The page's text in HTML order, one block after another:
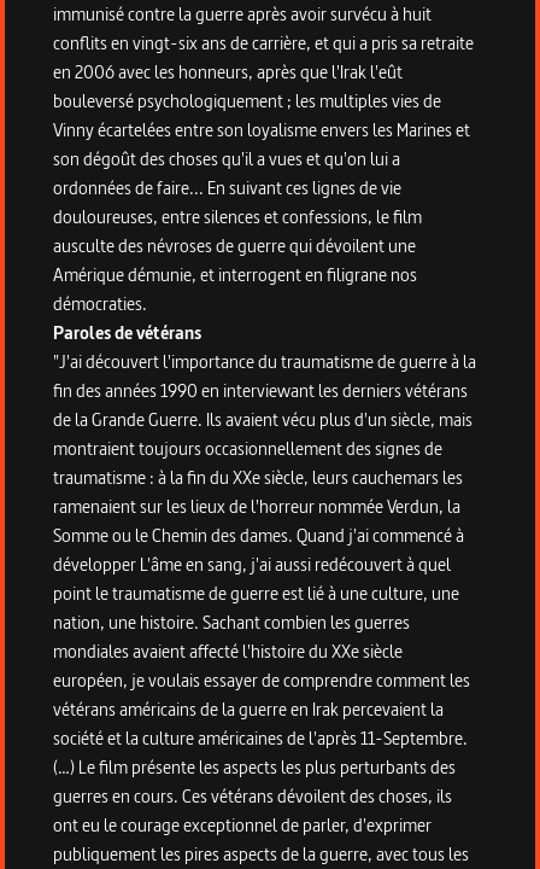
immunisé contre la guerre après avoir survécu à huit
conflits en vingt-six ans de carrière, et qui a pris sa retraite
en 2006 avec les honneurs, après que l'Irak l'eût
bouleversé psychologiquement ; les multiples vies de
Vinny écartelées entre son loyalisme envers les Marines et
son dégoût des choses qu'il a vues et qu'on lui a
ordonnées de faire... En suivant ces lignes de vie
douloureuses, entre silences et confessions, le film
ausculte des névroses de guerre qui dévoilent une
Amérique démunie, et interrogent en filigrane nos
démocraties.
Paroles de vétérans
"J'ai découvert l'importance du traumatisme de guerre à la
fin des années 1990 en interviewant les derniers vétérans
de la Grande Guerre. Ils avaient vécu plus d'un siècle, mais
montraient toujours occasionnellement des signes de
traumatisme : à la fin du XXe siècle, leurs cauchemars les
ramenaient sur les lieux de l'horreur nommée Verdun, la
Somme ou le Chemin des dames. Quand j'ai commencé à
développer L'âme en sang, j'ai aussi redécouvert à quel
point le traumatisme de guerre est lié à une culture, une
nation, une histoire. Sachant combien les guerres
mondiales avaient affecté l'histoire du XXe siècle
européen, je voulais essayer de comprendre comment les
vétérans américains de la guerre en Irak percevaient la
société et la culture américaines de l'après 11-Septembre.
(…) Le film présente les aspects les plus perturbants des
guerres en cours. Ces vétérans dévoilent des choses, ils
ont eu le courage exceptionnel de parler, d'exprimer
publiquement les pires aspects de la guerre, avec tous les